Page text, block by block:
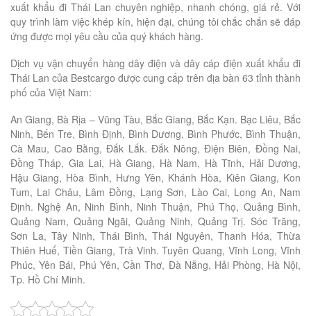
xuất khẩu đi Thái Lan chuyên nghiệp, nhanh chóng, giá rẻ. Với
quy trình làm việc khép kín, hiện đại, chúng tôi chắc chắn sẽ đáp
ứng được mọi yêu cầu của quý khách hàng.
Dịch vụ vận chuyển hàng dây điện và dây cáp điện xuất khẩu đi
Thái Lan của Bestcargo được cung cấp trên địa bàn 63 tỉnh thành
phố của Việt Nam:
An Giang, Bà Rịa – Vũng Tàu, Bắc Giang, Bắc Kạn. Bạc Liêu, Bắc
Ninh, Bến Tre, Bình Định, Bình Dương, Bình Phước, Bình Thuận,
Cà Mau, Cao Bằng, Đắk Lắk. Đắk Nông, Điện Biên, Đồng Nai,
Đồng Tháp, Gia Lai, Hà Giang, Hà Nam, Hà Tĩnh, Hải Dương,
Hậu Giang, Hòa Bình, Hưng Yên, Khánh Hòa, Kiên Giang, Kon
Tum, Lai Châu, Lâm Đồng, Lạng Sơn, Lào Cai, Long An, Nam
Định. Nghệ An, Ninh Bình, Ninh Thuận, Phú Thọ, Quảng Bình,
Quảng Nam, Quảng Ngãi, Quảng Ninh, Quảng Trị. Sóc Trăng,
Sơn La, Tây Ninh, Thái Bình, Thái Nguyên, Thanh Hóa, Thừa
Thiên Huế, Tiền Giang, Trà Vinh. Tuyên Quang, Vĩnh Long, Vĩnh
Phúc, Yên Bái, Phú Yên, Cần Thơ, Đà Nẵng, Hải Phòng, Hà Nội,
Tp. Hồ Chí Minh.